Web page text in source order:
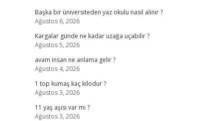
Başka bir üniversiteden yaz okulu nasıl alınır ?
Ağustos 6, 2026
Kargalar günde ne kadar uzağa uçabilir ?
Ağustos 5, 2026
avam insan ne anlama gelir ?
Ağustos 4, 2026
1 top kumaş kaç kilodur ?
Ağustos 3, 2026
11 yaş aşısı var mı ?
Ağustos 3, 2026